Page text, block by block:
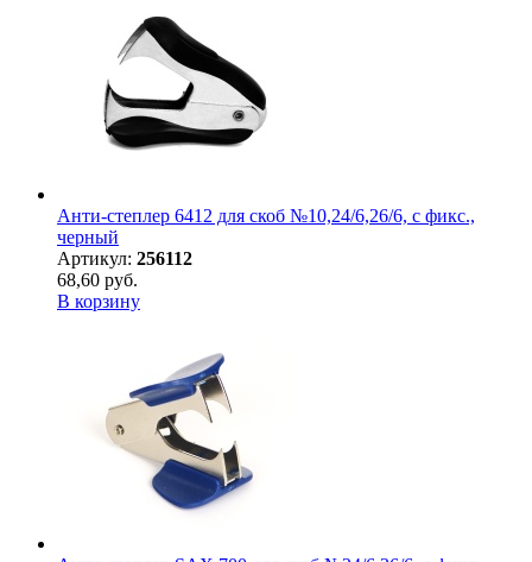
Анти-степлер 6412 для скоб №10,24/6,26/6, с фикс.,
черный
Артикул: 256112
68,60 руб.
В корзину